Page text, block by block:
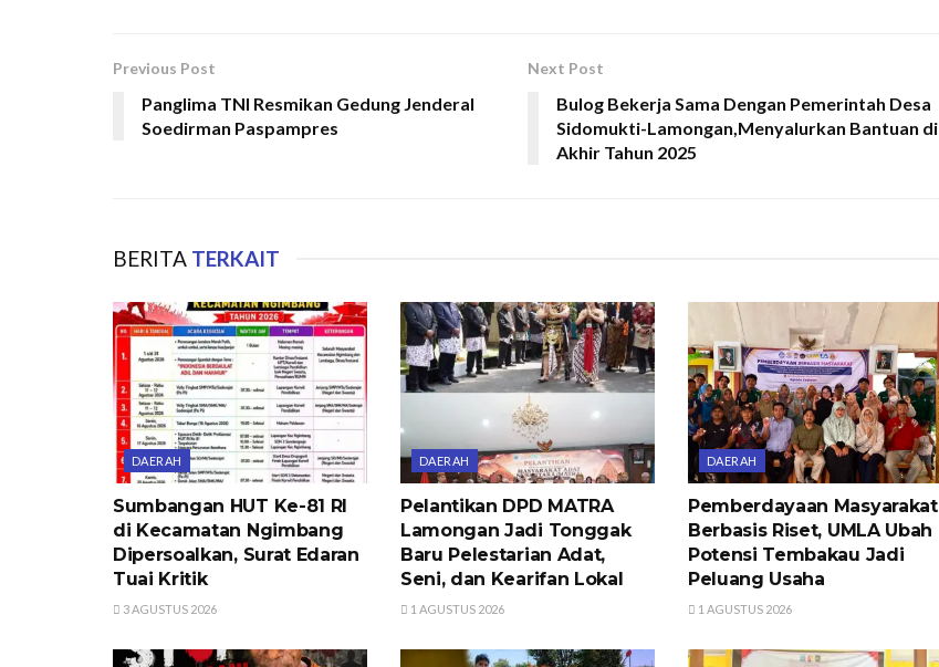
Previous Post
Panglima TNI Resmikan Gedung Jenderal
Soedirman Paspampres
Next Post
Bulog Bekerja Sama Dengan Pemerintah Desa
Sidomukti-Lamongan,Menyalurkan Bantuan di
Akhir Tahun 2025
BERITA TERKAIT
DAERAH
Sumbangan HUT Ke-81 RI
di Kecamatan Ngimbang
Dipersoalkan, Surat Edaran
Tuai Kritik
3 AGUSTUS 2026
DAERAH
Pelantikan DPD MATRA
Lamongan Jadi Tonggak
Baru Pelestarian Adat,
Seni, dan Kearifan Lokal
1 AGUSTUS 2026
DAERAH
Pemberdayaan Masyarakat
Berbasis Riset, UMLA Ubah
Potensi Tembakau Jadi
Peluang Usaha
1 AGUSTUS 2026